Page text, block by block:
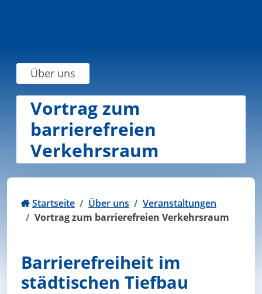
Über uns
Vortrag zum
barrierefreien
Verkehrsraum
Startseite Über uns
Veranstaltungen
Vortrag zum barrierefreien Verkehrsraum
Barrierefreiheit im
städtischen Tiefbau